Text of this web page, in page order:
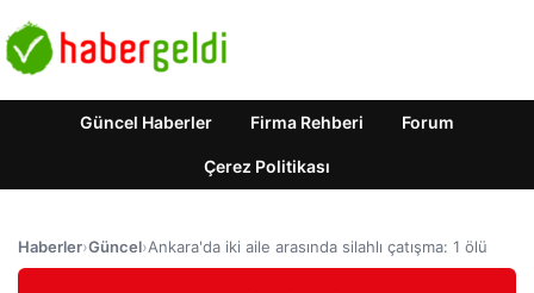
Güncel Haberler Firma Rehberi Forum
Çerez Politikası
Haberler›Güncel›Ankara'da iki aile arasında silahlı çatışma: 1 ölü